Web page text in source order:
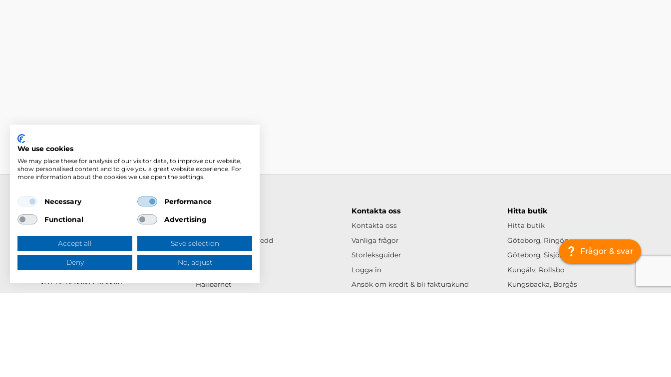
Ringögatan 12, 417 07 Göteborg
031-744 50 00
Swish:123 394 5508
info@mercus.se
VAT nr: SE556344695301
Om Mercus
Mercus helhet & bredd
Tjänster
Varumärken
Hållbarhet
Kontakta oss
Kontakta oss
Vanliga frågor
Storleksguider
Logga in
Ansök om kredit & bli fakturakund
Hitta butik
Hitta butik
Göteborg, Ringön
Göteborg, Sisjön
Kungälv, Rollsbo
Kungsbacka, Borgås
Frågor & svar
We use cookies
We may place these for analysis of our visitor data, to improve our website,
show personalised content and to give you a great website experience. For
more information about the cookies we use open the settings.
Necessary Performance
Functional Advertising
Accept all Save selection
Deny No, adjust